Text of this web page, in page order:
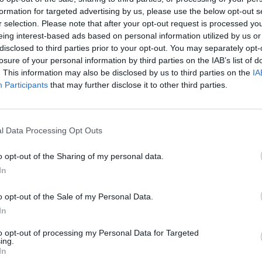
for targeted advertising by us, please use the below opt-out
selection. Please note that after your opt-out request is processed
interest-based ads based on personal information utilized by us
to third parties prior to your opt-out. You may separately
of your personal information by third parties on the IAB’s list of
This information may also be disclosed by us to third parties on the
Participants that may further disclose it to other third parties.
Data Processing Opt Outs
opt-out of the Sharing of my personal data.
opt-out of the Sale of my Personal Data.
opt-out of processing my Personal Data for Targeted
participe à créer un univers à la fois chaleureux et
projet
Torres, un architecte reconnu dans le domaine du luxe en
ou rénové des propriétés de célébrités telles que Cristiano
Les deux stars ont confié leurs projets immobiliers au
des espaces ouverts, l’utilisation de
lumière naturelle.
et la calme